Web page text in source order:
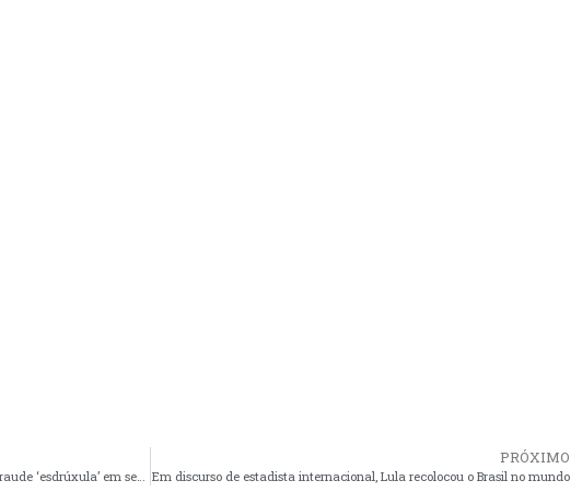
PRÓXIMO
Em discurso de estadista internacional, Lula recolocou o Brasil no mundo